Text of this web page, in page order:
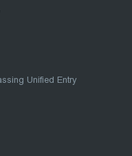
Unified Entry